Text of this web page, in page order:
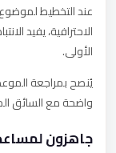
عند التخطيط لموضوع
الاحترافية، يفيد
الأولى.
يُنصح بمراجعة
واضحة مع السائق
جاهزون